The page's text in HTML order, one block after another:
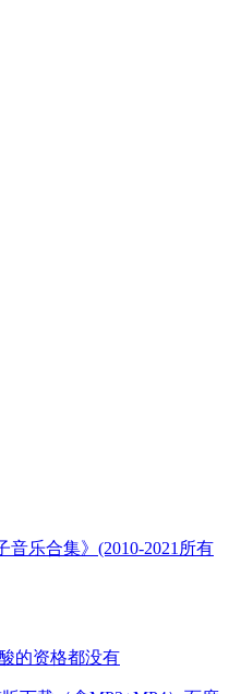
音乐合集》(2010-2021所有
的资格都没有